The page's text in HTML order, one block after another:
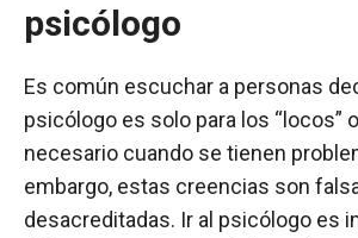
psicólogo
Es común escuchar a personas
psicólogo es solo para los “locos”
necesario cuando se tienen
embargo, estas creencias son
desacreditadas. Ir al psicólogo es